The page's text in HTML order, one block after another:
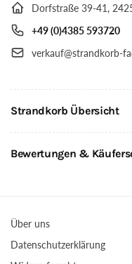
Dorfstraße 39-41,
+49 (0)4385 593720
verkauf@strandkorb-
Strandkorb Übersicht
Bewertungen &
Über uns
Datenschutzerklärung